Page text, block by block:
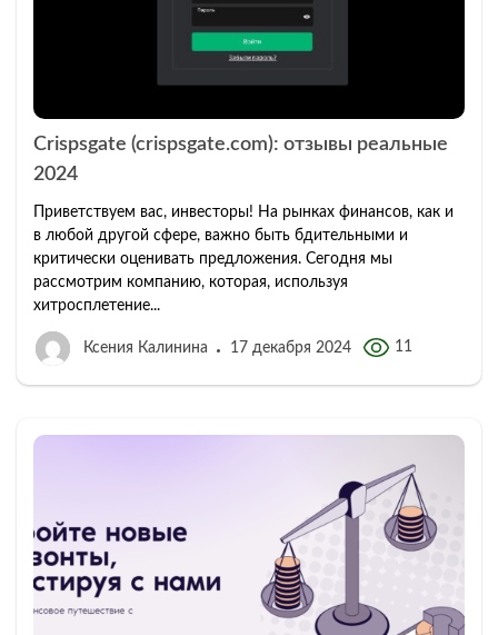
Crispsgate (crispsgate.com): отзывы реальные
2024
Приветствуем вас, инвесторы! На рынках финансов, как и
в любой другой сфере, важно быть бдительными и
критически оценивать предложения. Сегодня мы
рассмотрим компанию, которая, используя
хитросплетение...
Ксения Калинина 17 декабря 2024 11